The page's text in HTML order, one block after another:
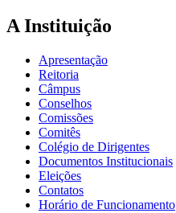
A Instituição
Apresentação
Reitoria
Câmpus
Conselhos
Comissões
Comitês
Colégio de Dirigentes
Documentos Institucionais
Eleições
Contatos
Horário de Funcionamento